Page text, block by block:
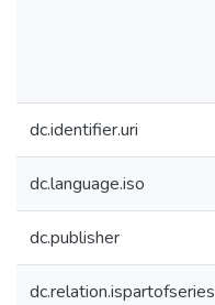
dc.identifier.uri
dc.language.iso
dc.publisher
dc.relation.ispartofseries